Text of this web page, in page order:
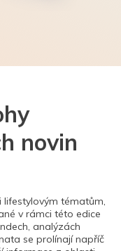
novin
tématům,
v rámci této edice
analýzách
se prolínají napříč